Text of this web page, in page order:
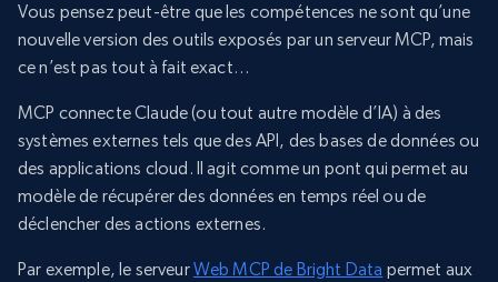
Vous pensez peut-être que les compétences ne sont qu’une
nouvelle version des outils exposés par un serveur MCP, mais
ce n’est pas tout à fait exact…
MCP connecte Claude (ou tout autre modèle d’IA) à des
systèmes externes tels que des API, des bases de données ou
des applications cloud. Il agit comme un pont qui permet au
modèle de récupérer des données en temps réel ou de
déclencher des actions externes.
Par exemple, le serveurWeb MCP de Bright Data permet aux